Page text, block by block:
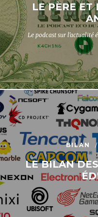
LE PÈRE
Le podcast sur l'actualité
BILAN
LE BILAN